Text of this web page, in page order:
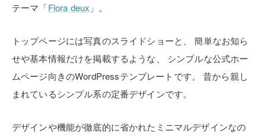
テーマ「Flora deux 」。
トップページには写真のスライドショーと、
簡単なお知ら
せや基本情報だけを掲載するような、
シンプルな公式ホー
ムページ向きのWordPressテンプレートです。
昔から親し
まれているシンプル系の定番デザインです。
デザインや機能が徹底的に省かれたミニマルデザインなの